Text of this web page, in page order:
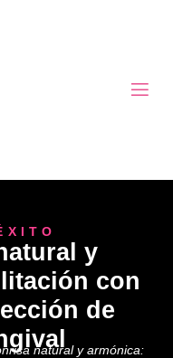
y
con
de
natural y armónica: